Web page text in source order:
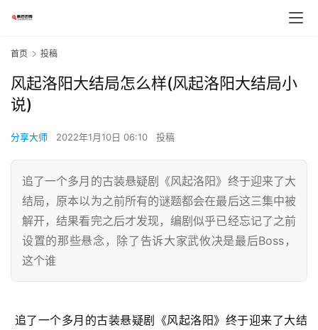
首页 投稿
风起洛阳大结局怎么样(风起洛阳大结局小
说)
分享大师 2022年1月10日 06:10 投稿
追了一个多月的古装悬疑剧《风起洛阳》终于迎来了大
结局，原本以为之前所有的谜题都会在最后这三集中被
解开，结果看完之后才发现，编剧似乎已经忘记了之前
设置的那些悬念，除了告诉大家武攸决是最后Boss，
这个谁